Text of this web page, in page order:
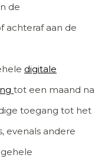
de
achteraf aan de
digitale
tot een maand na
toegang tot het
evenals andere